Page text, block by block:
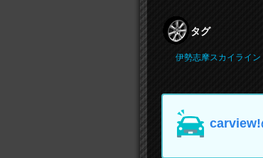
タグ
伊勢志摩スカイライン
carview!